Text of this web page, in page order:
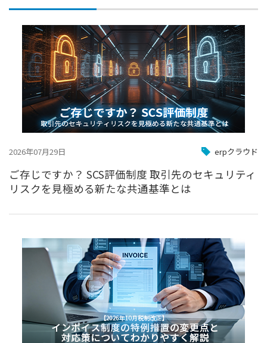
2026年07月29日 erpクラウド
ご存じですか？ SCS評価制度 取引先のセキュリティ
リスクを見極める新たな共通基準とは